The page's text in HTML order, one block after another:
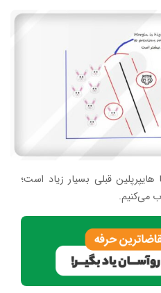
قبلی بسیار زیاد است؛
می‌کنیم.